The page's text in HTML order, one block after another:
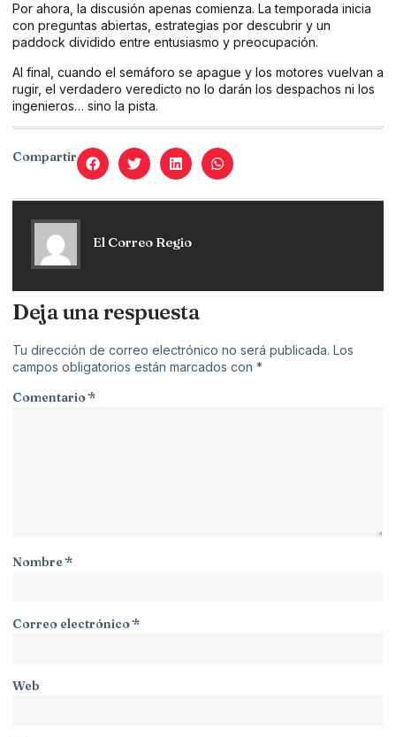
Por ahora, la discusión apenas comienza. La temporada inicia
con preguntas abiertas, estrategias por descubrir y un
paddock dividido entre entusiasmo y preocupación.
Al final, cuando el semáforo se apague y los motores vuelvan a
rugir, el verdadero veredicto no lo darán los despachos ni los
ingenieros… sino la pista.
Compartir
El Correo Regio
Deja una respuesta
Tu dirección de correo electrónico no será publicada. Los
campos obligatorios están marcados con *
Comentario*
Nombre*
Correo electrónico*
Web